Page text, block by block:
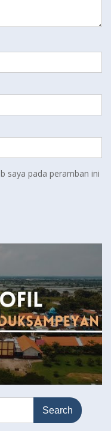
saya pada peramban ini